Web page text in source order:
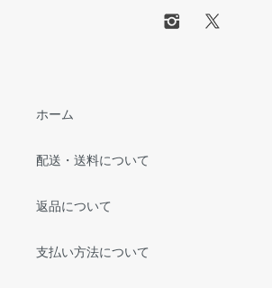
ホーム
配送・送料について
返品について
支払い方法について